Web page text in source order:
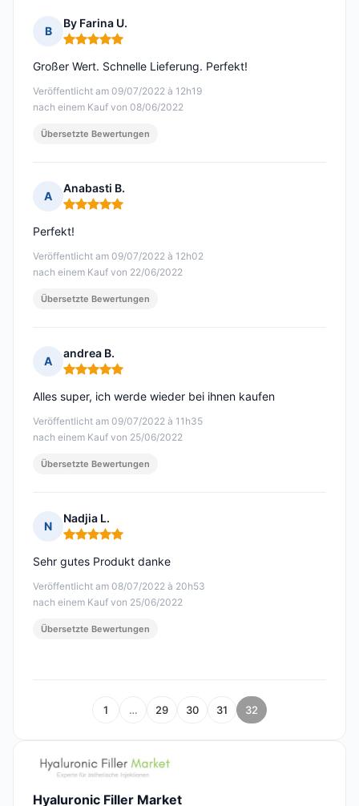
B
By Farina U.
Hinweis: 5 von 5
Veröffentlicht am 09/07/2022 à 12h19
nach einem Kauf von 08/06/2022
Großer Wert. Schnelle Lieferung. Perfekt!
Übersetzte Bewertungen
A
Anabasti B.
Hinweis: 5 von 5
Veröffentlicht am 09/07/2022 à 12h02
nach einem Kauf von 22/06/2022
Perfekt!
Übersetzte Bewertungen
A
andrea B.
Hinweis: 5 von 5
Veröffentlicht am 09/07/2022 à 11h35
nach einem Kauf von 25/06/2022
Alles super, ich werde wieder bei ihnen kaufen
Übersetzte Bewertungen
N
Nadjia L.
Hinweis: 5 von 5
Veröffentlicht am 08/07/2022 à 20h53
nach einem Kauf von 25/06/2022
Sehr gutes Produkt danke
Übersetzte Bewertungen
1 … 29 30 31 32
Hyaluronic Filler Market